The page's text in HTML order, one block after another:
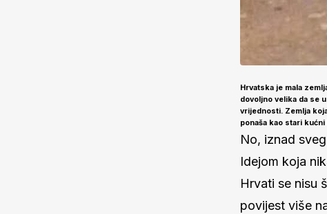
Hrvatska je mala
dovoljno velika da se
vrijednosti. Zemlja
ponaša kao stari
No, iznad
Idejom koja
Hrvati se nisu
povijest više